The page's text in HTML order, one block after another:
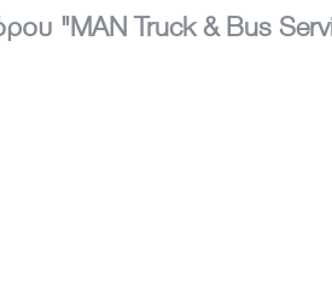
"MAN Truck & Bus